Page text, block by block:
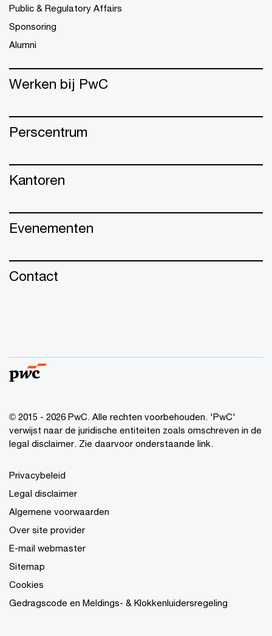
Public & Regulatory Affairs
Sponsoring
Alumni
Werken bij PwC
Perscentrum
Kantoren
Evenementen
Contact
© 2015 - 2026 PwC. Alle rechten voorbehouden. 'PwC'
verwijst naar de juridische entiteiten zoals omschreven in de
legal disclaimer. Zie daarvoor onderstaande link.
Privacybeleid
Legal disclaimer
Algemene voorwaarden
Over site provider
E-mail webmaster
Sitemap
Cookies
Gedragscode en Meldings- & Klokkenluidersregeling